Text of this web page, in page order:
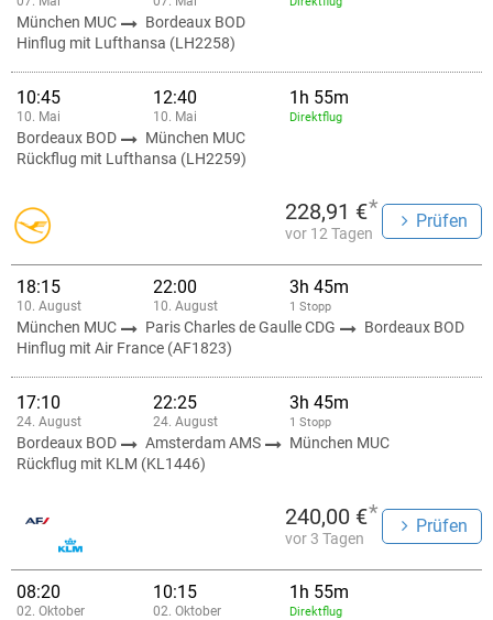
München MUC
Bordeaux BOD
Hinflug mit Lufthansa (LH2258)
10:45
10. Mai
12:40
10. Mai
1h 55m
Direktflug
Bordeaux BOD
München MUC
Rückflug mit Lufthansa (LH2259)
228,91 €*
vor 12 Tagen
Prüfen
18:15
10. August
22:00
10. August
3h 45m
1 Stopp
München MUC Paris Charles de Gaulle CDG
Bordeaux BOD
Hinflug mit Air France (AF1823)
17:10
24. August
22:25
24. August
3h 45m
1 Stopp
Bordeaux BOD Amsterdam AMS
München MUC
Rückflug mit KLM (KL1446)
240,00 €*
vor 3 Tagen
Prüfen
08:20
02. Oktober
10:15
02. Oktober
1h 55m
Direktflug